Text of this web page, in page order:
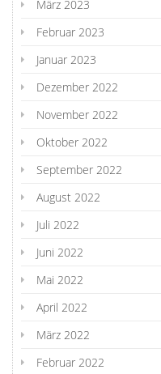
März 2023
Februar 2023
Januar 2023
Dezember 2022
November 2022
Oktober 2022
September 2022
August 2022
Juli 2022
Juni 2022
Mai 2022
April 2022
März 2022
Februar 2022